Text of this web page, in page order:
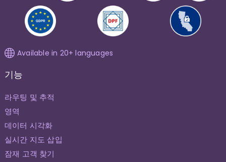
Available in 20+ languages
기능
라우팅 및 추적
영역
데이터 시각화
실시간 지도 삽입
잠재 고객 찾기